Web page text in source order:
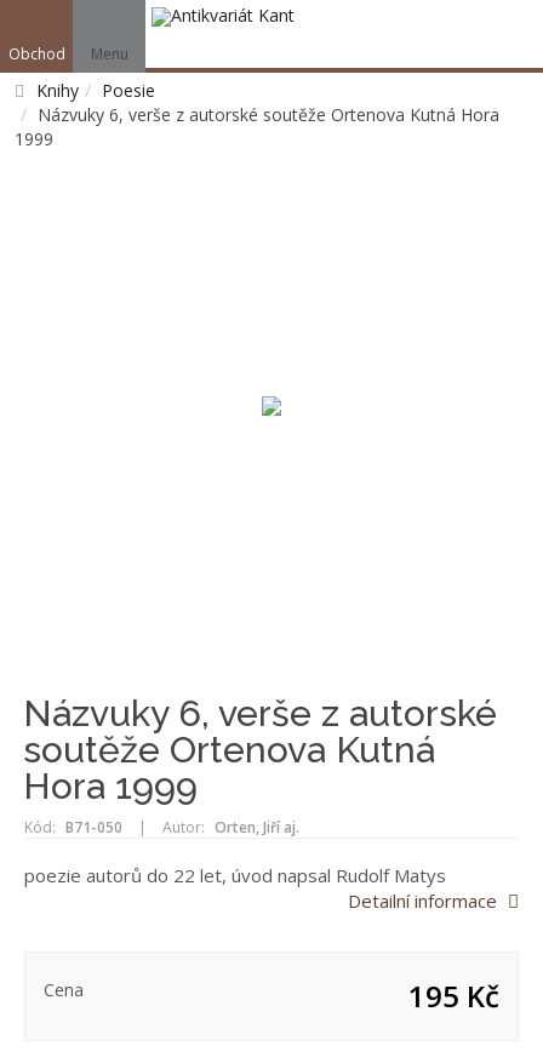
Obchod Menu
Knihy
Poesie
Názvuky 6, verše z autorské soutěže Ortenova Kutná Hora
1999
Názvuky 6, verše z autorské
soutěže Ortenova Kutná
Hora 1999
Kód: B71-050 | Autor: Orten, Jiří aj.
poezie autorů do 22 let, úvod napsal Rudolf Matys
Detailní informace
Cena 195 Kč